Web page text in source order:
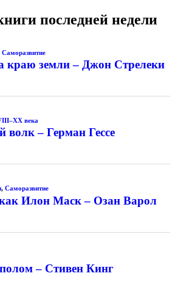
последней недели
Саморазвитие
краю земли – Джон Стрелеки
века
волк – Герман Гессе
, Саморазвитие
Илон Маск – Озан Варол
– Стивен Кинг